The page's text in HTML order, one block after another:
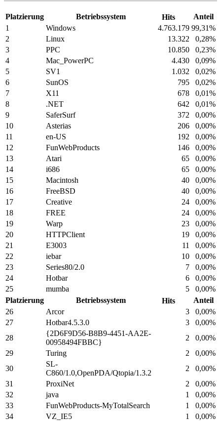
Platzierung Betriebssystem Hits
Anteil
1
Windows 4.763.179 99,31%
2
Linux 13.322
0,28%
3
PPC 10.850
0,23%
4
Mac_PowerPC 4.430
0,09%
5
SV1 1.032
0,02%
6
SunOS 795
0,02%
7
X11 678
0,01%
8
.NET 642
0,01%
9
SaferSurf 372
0,00%
10
Asterias 206
0,00%
11
en-US 192
0,00%
12
FunWebProducts 146
0,00%
13
Atari 65
0,00%
14
i686 65
0,00%
15
Macintosh 40
0,00%
16
FreeBSD 40
0,00%
17
Creative 24
0,00%
18
FREE 24
0,00%
19
Warp 23
0,00%
20
HTTPClient 19
0,00%
21
E3003 11
0,00%
22
iebar 10
0,00%
23
Series80/2.0 7
0,00%
24
Hotbar 6
0,00%
25
mumba 5
0,00%
Platzierung
Betriebssystem Hits
Anteil
26
Arcor 3
0,00%
27
Hotbar4.5.3.0 3
0,00%
28
{2D6F9D56-B8B9-4451-AA2E-
00958494FBBC}
2
0,00%
29
Turing 2
0,00%
30
SL-
C860/1.0,OpenPDA/Qtopia/1.3.2
2
0,00%
31
ProxiNet 2
0,00%
32
java 1
0,00%
33
FunWebProducts-MyTotalSearch 1
0,00%
34
VZ_IE5 1
0,00%